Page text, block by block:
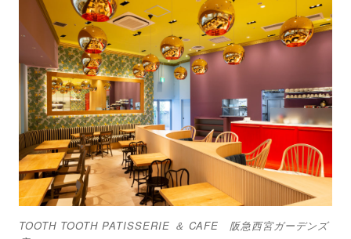
TOOTH TOOTH PATISSERIE ＆ CAFE 阪急西宮ガーデンズ